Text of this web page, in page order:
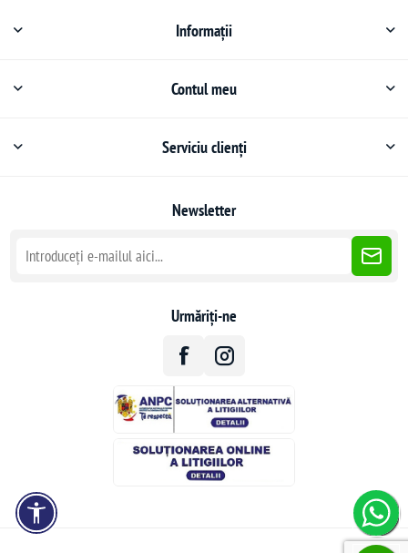
Informații
Contul meu
Serviciu clienți
Newsletter
Urmăriți-ne